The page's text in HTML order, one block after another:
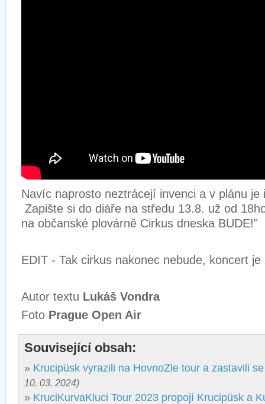
Navíc naprosto neztrácejí invenci a v plánu
Zapište si do diáře na středu 13.8. už od
na občanské plovárně Cirkus dneska BUDE!"
EDIT - Tak cirkus nakonec nebude, koncert je
Autor textu Lukáš Vondra
Foto Prague Open Air
Související obsah:
» Krucipüsk vyrazili na HovnoZle tour a zastavili
10. 03. 2024)
» KruciKurvaKluci Tour 2023 propojí Krucipüsk a